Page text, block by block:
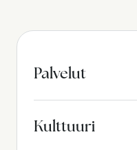
Palvelut
Kulttuuri